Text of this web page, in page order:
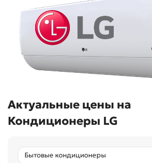
Актуальные цены на
Кондиционеры LG